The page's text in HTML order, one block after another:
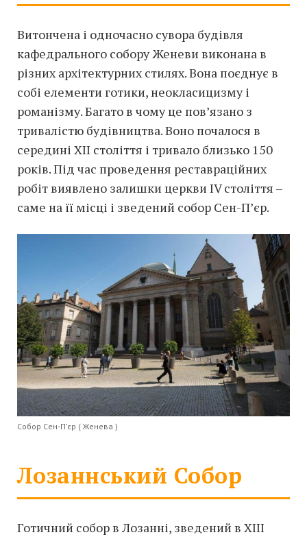
Витончена і одночасно сувора будівля
кафедрального собору Женеви виконана в
різних архітектурних стилях. Вона поєднує в
собі елементи готики, неокласицизму і
романізму. Багато в чому це пов’язано з
тривалістю будівництва. Воно почалося в
середині XII століття і тривало близько 150
років. Під час проведення реставраційних
робіт виявлено залишки церкви IV століття –
саме на її місці і зведений собор Сен-П’єр.
Собор Сен-П’єр ( Женева )
Лозаннський Собор
Готичний собор в Лозанні, зведений в XIII